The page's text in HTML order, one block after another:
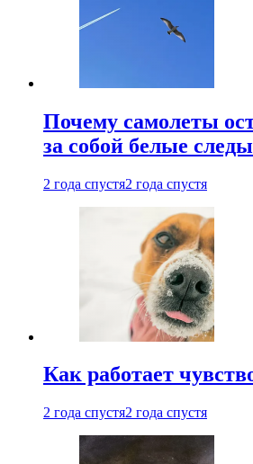
Почему самолеты
за собой белые
2 года спустя2 года спустя
Как работает
2 года спустя2 года спустя